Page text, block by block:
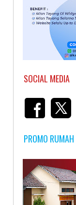
SOCIAL MEDIA
PROMO